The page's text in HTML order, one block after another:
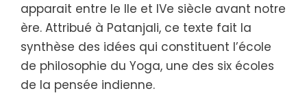
apparait entre le IIe et IVe siècle avant notre
ère. Attribué à Patanjali, ce texte fait la
synthèse des idées qui constituent l’école
de philosophie du Yoga, une des six écoles
de la pensée indienne.